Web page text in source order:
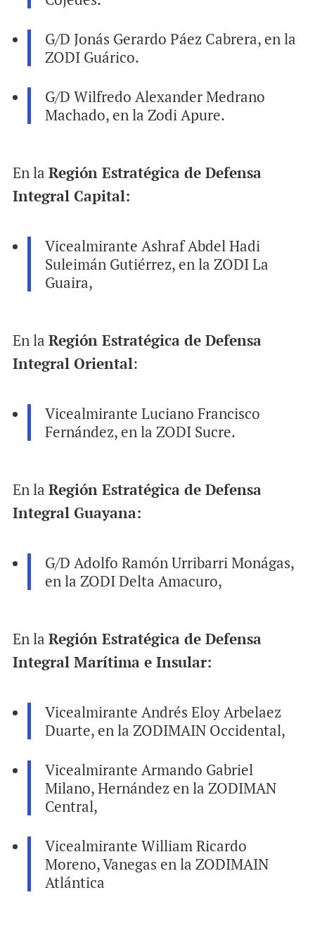
G/D Jonás Gerardo Páez Cabrera, en la
ZODI Guárico.
G/D Wilfredo Alexander Medrano
Machado, en la Zodi Apure.
En la Región Estratégica de Defensa
Integral Capital:
Vicealmirante Ashraf Abdel Hadi
Suleimán Gutiérrez, en la ZODI La
Guaira,
En la Región Estratégica de Defensa
Integral Oriental:
Vicealmirante Luciano Francisco
Fernández, en la ZODI Sucre.
En la Región Estratégica de Defensa
Integral Guayana:
G/D Adolfo Ramón Urribarri Monágas,
en la ZODI Delta Amacuro,
En la Región Estratégica de Defensa
Integral Marítima e Insular:
Vicealmirante Andrés Eloy Arbelaez
Duarte, en la ZODIMAIN Occidental,
Vicealmirante Armando Gabriel
Milano, Hernández en la ZODIMAN
Central,
Vicealmirante William Ricardo
Moreno, Vanegas en la ZODIMAIN
Atlántica